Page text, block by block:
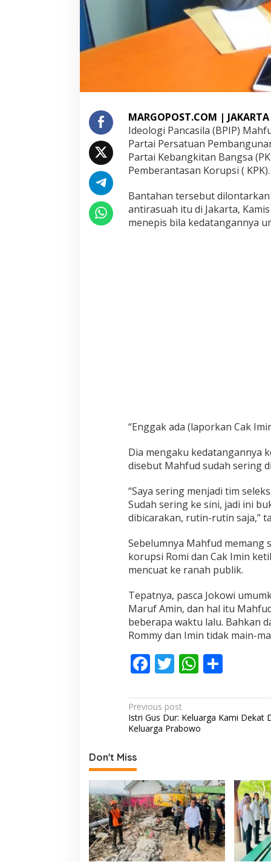
k
a
n
o
a
k
I
m
i
MARGOPOST.COM | JAKARTA
Ideologi Pancasila (BPIP)
Partai Persatuan
Partai Kebangkitan Bangsa
Pemberantasan Korupsi ( KPK).
Bantahan tersebut
antirasuah itu di Jakarta,
menepis bila kedatangannya
“Enggak ada (laporkan Cak
Dia mengaku kedatangannya
disebut Mahfud sudah sering
“Saya sering menjadi tim
Sudah sering ke sini, jadi ini
dibicarakan, rutin-rutin saja,”
Sebelumnya Mahfud memang
korupsi Romi dan Cak Imin
mencuat ke ranah publik.
Tepatnya, pasca Jokowi
Maruf Amin, dan hal itu
beberapa waktu lalu. Bahkan
Rommy dan Imin tidak main-
F
e
b
o
k
T
itt
er
W
at
s
p
S
ar
e
P
o
t
n
a
v
i
g
Previous post
Istri Gus Dur: Keluarga Kami Dekat
Keluarga Prabowo
Don't Miss